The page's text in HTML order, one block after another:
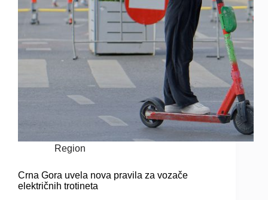
Region
Crna Gora uvela nova pravila za vozače
električnih trotineta